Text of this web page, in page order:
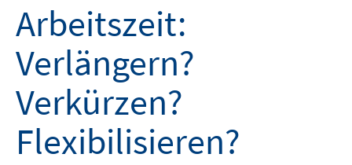
Arbeitszeit:
Verlängern?
Verkürzen?
Flexibilisieren?